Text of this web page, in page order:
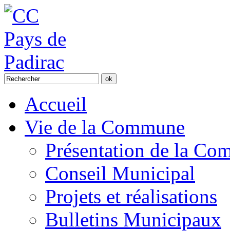
Accueil
Vie de la Commune
Présentation de la
Conseil Municipal
Projets et réalisations
Bulletins Municipaux